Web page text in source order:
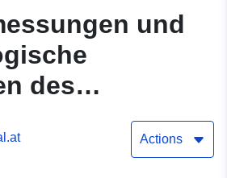
und
des
2005
Actions